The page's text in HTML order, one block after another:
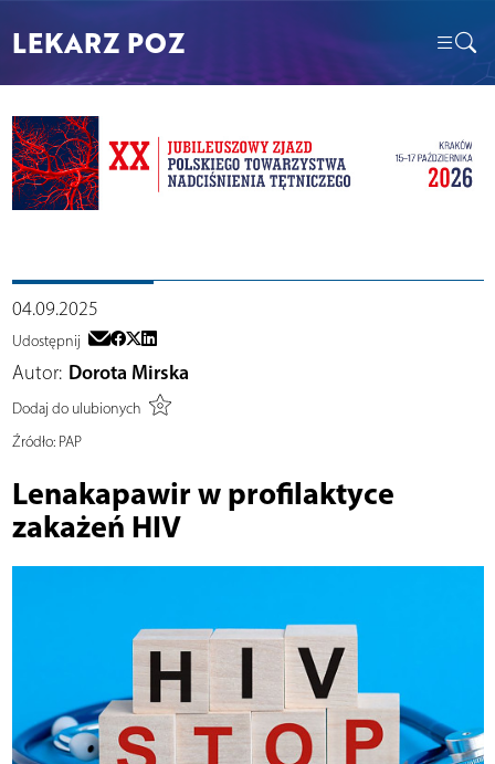
LEKARZ POZ
04.09.2025
Udostępnij
Autor: Dorota Mirska
Dodaj do ulubionych
Źródło:PAP
Lenakapawir w profilaktyce
zakażeń HIV